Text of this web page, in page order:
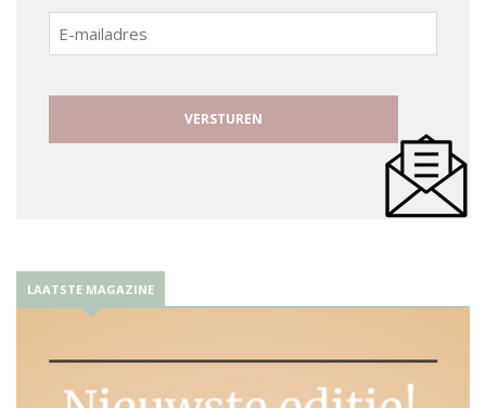
E-
mailadres
LAATSTE MAGAZINE